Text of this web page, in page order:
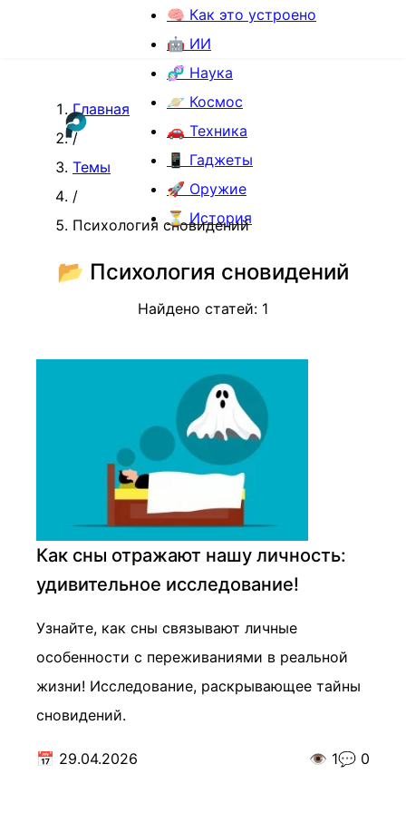
🧠 Как это устроено
🤖 ИИ
🧬 Наука
🪐 Космос
🚗 Техника
📱 Гаджеты
🚀 Оружие
⏳ История
Главная
/
Темы
/
Психология сновидений
📂 Психология сновидений
Найдено статей: 1
Как сны отражают нашу личность:
удивительное исследование!
Узнайте, как сны связывают личные
особенности с переживаниями в реальной
жизни! Исследование, раскрывающее тайны
сновидений.
📅 29.04.2026 👁️ 1💬 0